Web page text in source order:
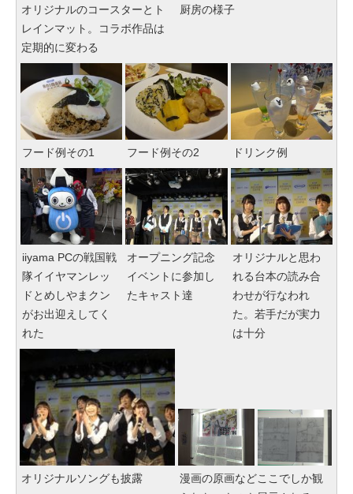
オリジナルのコースターとト
レインマット。コラボ作品は
定期的に変わる
厨房の様子
フード例その1 フード例その2 ドリンク例
iiyama PCの戦国戦
隊イイヤマンレッ
ドとめしやまクン
がお出迎えしてく
れた
オープニング記念
イベントに参加し
たキャスト達
オリジナルと思わ
れる台本の読み合
わせが行なわれ
た。若手だが実力
は十分
オリジナルソングも披露
漫画の原画などここでしか観